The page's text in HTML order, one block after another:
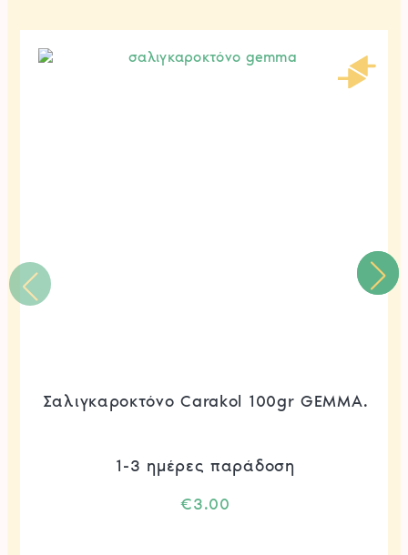
Σαλιγκαροκτόνο Carakol 100gr GEMMA.
1-3 ημέρες παράδοση
€3.00